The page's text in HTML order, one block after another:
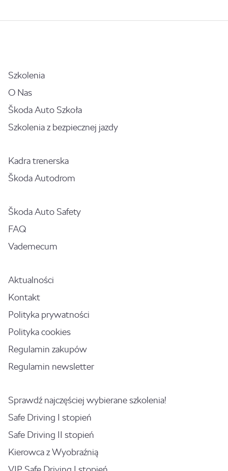
Szkolenia
O Nas
Škoda Auto Szkoła
Szkolenia z bezpiecznej jazdy
Kadra trenerska
Škoda Autodrom
Škoda Auto Safety
FAQ
Vademecum
Aktualności
Kontakt
Polityka prywatności
Polityka cookies
Regulamin zakupów
Regulamin newsletter
Sprawdź najczęściej wybierane szkolenia!
Safe Driving I stopień
Safe Driving II stopień
Kierowca z Wyobraźnią